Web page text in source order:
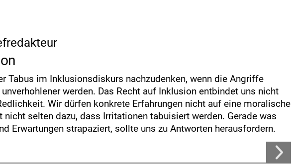
Tabus im Inklusionsdiskurs nachzudenken, wenn die Angriffe
werden. Das Recht auf Inklusion entbindet uns nicht
Wir dürfen konkrete Erfahrungen nicht auf eine moralische
nicht selten dazu, dass Irritationen tabuisiert werden. Gerade was
Erwartungen strapaziert, sollte uns zu Antworten herausfordern.